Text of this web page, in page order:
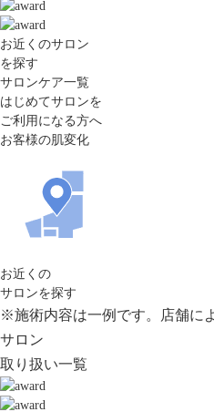
お近くのサロン
を探す
サロンケア一覧
はじめてサロンを
ご利用になる方へ
お客様の肌変化
お近くの
サロンを探す
※施術内容は一例です。店舗に
サロン
取り扱い一覧